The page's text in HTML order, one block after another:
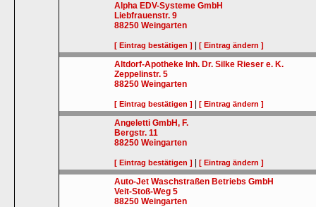
Alpha EDV-Systeme GmbH
Liebfrauenstr. 9
88250 Weingarten
[ Eintrag bestätigen ] |[ Eintrag ändern ]
Altdorf-Apotheke Inh. Dr. Silke Rieser e. K.
Zeppelinstr. 5
88250 Weingarten
[ Eintrag bestätigen ] |[ Eintrag ändern ]
Angeletti GmbH, F.
Bergstr. 11
88250 Weingarten
[ Eintrag bestätigen ] |[ Eintrag ändern ]
Auto-Jet Waschstraßen Betriebs GmbH
Veit-Stoß-Weg 5
88250 Weingarten